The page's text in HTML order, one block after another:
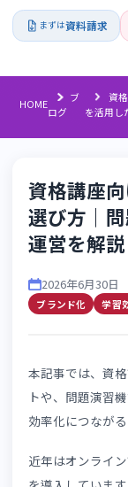
まずは資料請求
HOME
ブ
資格講座
選び方｜
2026年6月30
本記事では、
効率化につな